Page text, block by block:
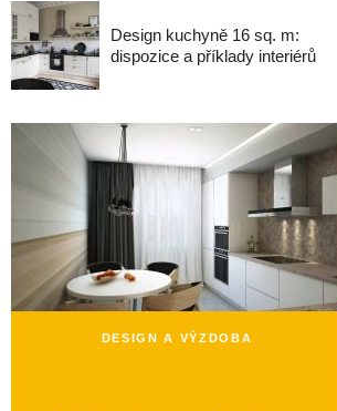
Design kuchyně 16 sq. m:
dispozice a příklady interiérů
DESIGN A VÝZDOBA